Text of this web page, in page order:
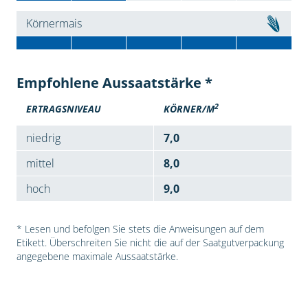
Körnermais
Empfohlene Aussaatstärke *
ERTRAGSNIVEAU KÖRNER/M2
niedrig
7,0
mittel
8,0
hoch
9,0
* Lesen und befolgen Sie stets die Anweisungen auf dem
Etikett. Überschreiten Sie nicht die auf der Saatgutverpackung
angegebene maximale Aussaatstärke.